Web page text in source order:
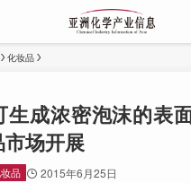
化妆品
成浓密泡沫的表
场开展
品 2015年6月25日